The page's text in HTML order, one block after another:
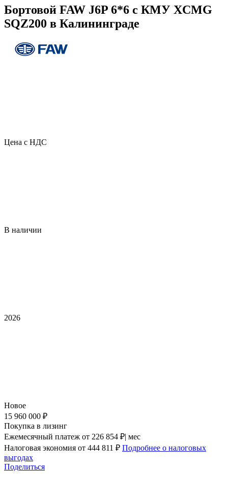
Бортовой FAW J6P 6*6 с КМУ XCMG
SQZ200 в Калининграде
Цена с НДС
В наличии
2026
Новое
15 960 000 ₽
Покупка в лизинг
Ежемесячный платеж от 226 854 ₽| мес
Налоговая экономия от 444 811 ₽ Подробнее о налоговых
выгодах
Поделиться